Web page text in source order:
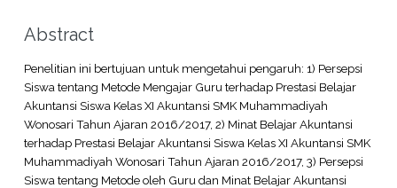
Abstract
Penelitian ini bertujuan untuk mengetahui pengaruh: 1) Persepsi
Siswa tentang Metode Mengajar Guru terhadap Prestasi Belajar
Akuntansi Siswa Kelas XI Akuntansi SMK Muhammadiyah
Wonosari Tahun Ajaran 2016/2017, 2) Minat Belajar Akuntansi
terhadap Prestasi Belajar Akuntansi Siswa Kelas XI Akuntansi SMK
Muhammadiyah Wonosari Tahun Ajaran 2016/2017, 3) Persepsi
Siswa tentang Metode oleh Guru dan Minat Belajar Akuntansi